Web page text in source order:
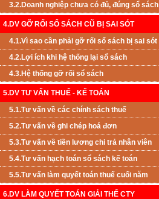
3.2.Doanh nghiệp chưa có đủ, đúng sổ sách
4.DV GỠ RỐI SỔ SÁCH CŨ BỊ SAI SÓT
4.1.Vì sao cần phải gỡ rối sổ sách bị sai sót
4.2.Lợi ích khi hệ thống lại sổ sách
4.3.Hệ thống gỡ rối sổ sách
5.DV TƯ VẤN THUẾ - KẾ TOÁN
5.1.Tư vấn về các chính sách thuế
5.2.Tư vấn về ghi chép hoá đơn
5.3.Tư vấn về tiền lương chi trả nhân viên
5.4.Tư vấn hạch toán sổ sách kế toán
5.5.Tư vấn làm quyết toán thuế cuối năm
6.DV LÀM QUYẾT TOÁN GIẢI THỂ CTY